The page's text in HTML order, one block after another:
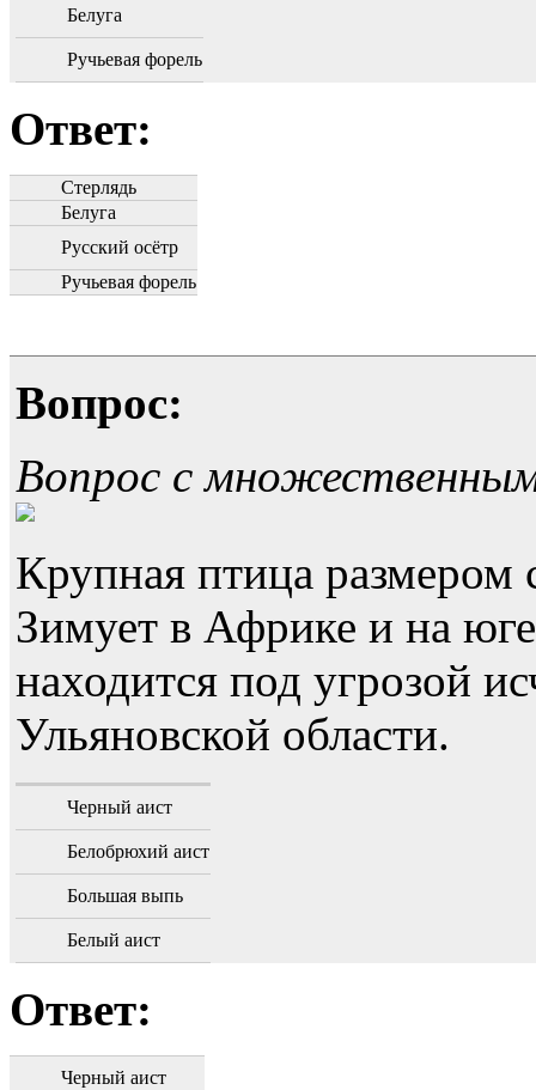
Белуга
Ручьевая форель
Ответ:
Стерлядь
Белуга
Русский осётр
Ручьевая форель
Вопрос:
Вопрос с
Крупная птица
Зимует в Африке и на
находится под угрозой
Ульяновской области.
Черный аист
Белобрюхий аист
Большая выпь
Белый аист
Ответ:
Черный аист